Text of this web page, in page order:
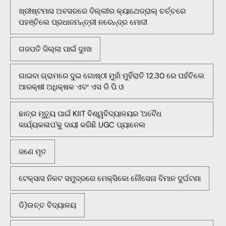
ଖ୍ରୀଷ୍ଟମାସ ଅବସରରେ ଦିଲ୍ଲୀର କ୍ୟାଥେଡ୍ରାଲ୍ ଚର୍ଚ୍ଚରେ
ପହଞ୍ଚିଲେ ପ୍ରଧାନମନ୍ତ୍ରୀ ନରେନ୍ଦ୍ର ମୋଦୀ
ଗଜପତି ଜିଲ୍ଲା ପାଇଁ ଦୁଃଖ
ଗାଇବା ଗ୍ରାମରେ ଦୁଇ ଗୋଷ୍ଠୀ ମୁହାଁ ମୁହିଁରାତି 12.30 ରେ ପହଁଚିଲେ
ଆରକ୍ଷୀ ଅଧିକ୍ଷକ ଏବଂ ଏସ ଡି ପି ଓ
ଛାତ୍ର ମୃତ୍ୟୁ ପାଇଁ KIIT ବିଶ୍ୱବିଦ୍ୟାଳୟର 'ଅବୈଧ
କାର୍ଯ୍ୟକଳାପ'କୁ ଦାୟୀ କରିଛି UGC ପ୍ୟାନେଲ
ଜଣେ ମୃତ
ଟେକ୍ସାସ ନିକଟ ସମୁଦ୍ରରେ ମେକ୍ସିକୋ ନୌସେନା ବିମାନ ଦୁର୍ଘଟଣା
ଡି)ଉଚ୍ଚ ବିଦ୍ୟାଳୟ